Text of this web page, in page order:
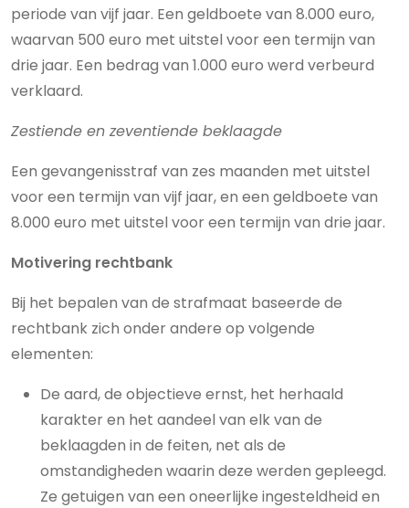
periode van vijf jaar. Een geldboete van 8.000 euro,
waarvan 500 euro met uitstel voor een termijn van
drie jaar. Een bedrag van 1.000 euro werd verbeurd
verklaard.
Zestiende en zeventiende beklaagde
Een gevangenisstraf van zes maanden met uitstel
voor een termijn van vijf jaar, en een geldboete van
8.000 euro met uitstel voor een termijn van drie jaar.
Motivering rechtbank
Bij het bepalen van de strafmaat baseerde de
rechtbank zich onder andere op volgende
elementen:
De aard, de objectieve ernst, het herhaald
karakter en het aandeel van elk van de
beklaagden in de feiten, net als de
omstandigheden waarin deze werden gepleegd.
Ze getuigen van een oneerlijke ingesteldheid en